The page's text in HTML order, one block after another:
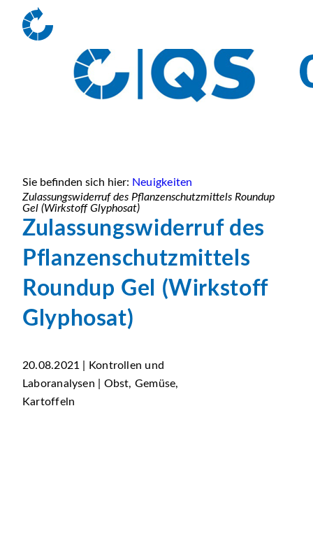
Sie befinden sich hier: Neuigkeiten
Zulassungswiderruf des Pflanzenschutzmittels Roundup
Gel (Wirkstoff Glyphosat)
Zulassungswiderruf des
Pflanzenschutzmittels
Roundup Gel (Wirkstoff
Glyphosat)
20.08.2021 | Kontrollen und
Laboranalysen | Obst, Gemüse,
Kartoffeln